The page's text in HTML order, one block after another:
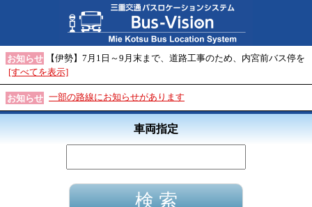
お知らせ
【伊勢】7月1日～9月末まで、道路工事のため、内宮前バス停を
[すべてを表示]
お知らせ 一部の路線にお知らせがあります
車両指定